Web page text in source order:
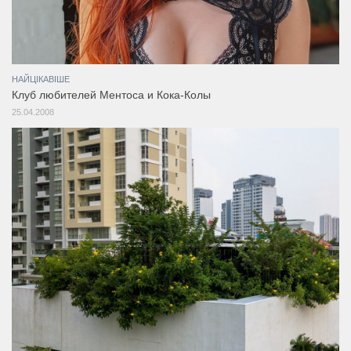
НАЙЦІКАВІШЕ
Клуб любителей Ментоса и Кока-Колы
25.04.2008